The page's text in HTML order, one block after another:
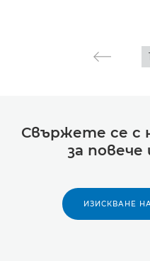
Свържете се с
за
ИЗИСКВАНЕ